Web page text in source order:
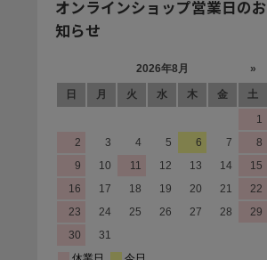
オンラインショップ営業日のお
知らせ